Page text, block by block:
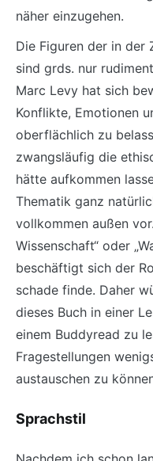
näher einzugehen.
Die Figuren der in der
sind grds. nur
Marc Levy hat sich
Konflikte, Emotionen
oberflächlich zu
zwangsläufig die
hätte aufkommen
Thematik ganz
vollkommen außen
Wissenschaft“ oder
beschäftigt sich der
schade finde. Daher
dieses Buch in einer
einem Buddyread zu
Fragestellungen
austauschen zu
Sprachstil